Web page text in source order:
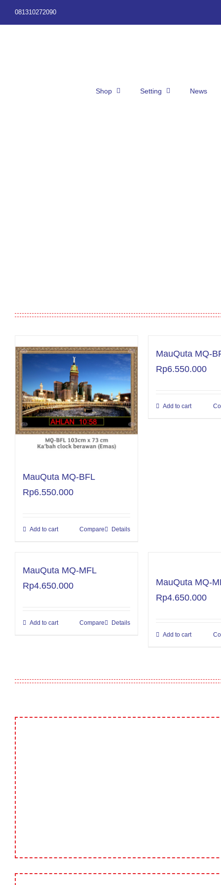
081310272090
Shop Setting News
MauQuta MQ-BFL
Rp6.550.000
Add to cart Details
Compare
MauQuta MQ-
Rp6.550.000
Add to cart
MauQuta MQ-MFL
Rp4.650.000
Add to cart Details
Compare
MauQuta MQ-
Rp4.650.000
Add to cart